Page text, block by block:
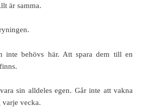
är samma.
inte behövs här. Att spara dem till en
sin alldeles egen. Går inte att vakna
varje vecka.